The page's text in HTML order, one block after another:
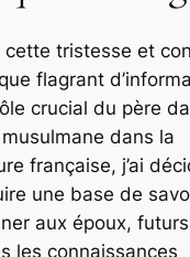
cette tristesse et
flagrant
crucial du père
dans la
française, j’ai
une base de
aux époux,
les connaissances